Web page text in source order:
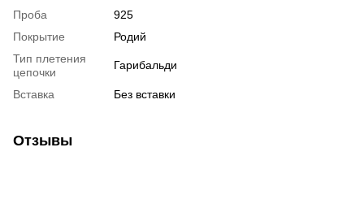
Проба
925
Покрытие
Родий
Тип плетения
цепочки
Гарибальди
Вставка Без вставки
Отзывы